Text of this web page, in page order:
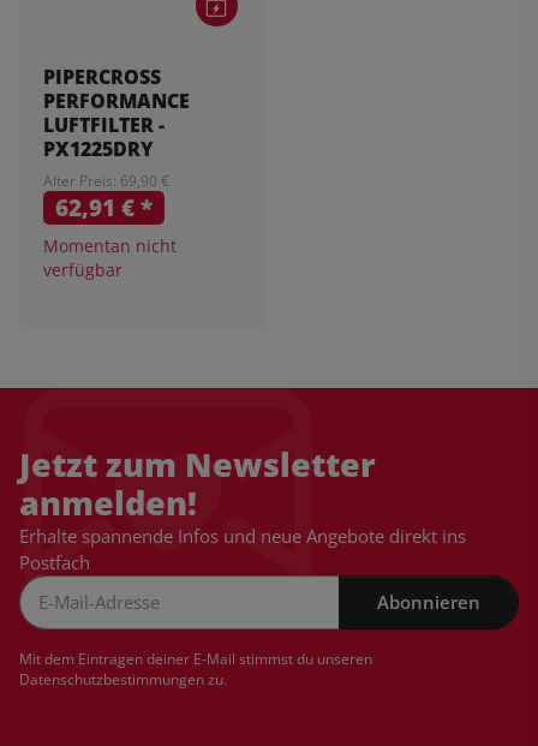
PIPERCROSS
PERFORMANCE
LUFTFILTER -
PX1225DRY
Alter Preis: 69,90 €
62,91 €*
Momentan nicht
verfügbar
Jetzt zum Newsletter
anmelden!
Erhalte spannende Infos und neue Angebote direkt ins
Postfach
Abonnieren
Mit dem Eintragen deiner E-Mail stimmst du unseren
Datenschutzbestimmungenzu.